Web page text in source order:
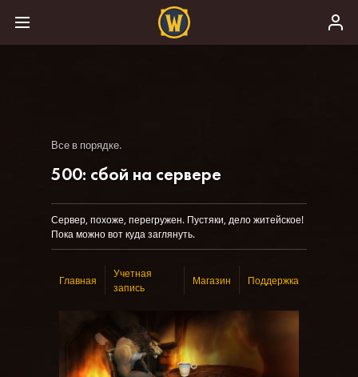
Все в порядке.
500: сбой на сервере
Сервер, похоже, перегружен. Пустяки, дело житейское!
Пока можно вот куда заглянуть.
Главная
Учетная
запись
Магазин Поддержка